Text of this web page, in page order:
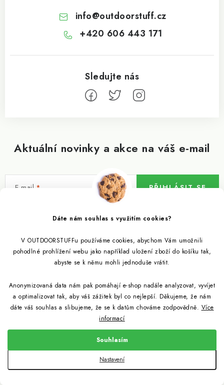
Dáte nám souhlas s využitím cookies?
V OUTDOORSTUFFu používáme cookies, abychom Vám umožnili
pohodlné prohlížení webu jako například uložení zboží do košíku tak,
abyste se k němu mohli jednoduše vrátit.
Anonymizovaná data nám pak pomáhají e-shop nadále analyzovat, vyvíjet
a optimalizovat tak, aby váš zážitek byl co nejlepší. Děkujeme, že nám
dáte váš souhlas a slibujeme, že se k datům chováme zodpovědně. Více
informací
Nastavení
Souhlasím
Aktuální novinky a akce na váš e-mail
E-mail
Vložením e-mailu souhlasíte spodmínkami ochrany osobních údajů
PŘIHLÁSIT SE
info@outdoorstuff.cz
+420 606 443 171
Informace pro vás
Věrnostní program
Reklamace
Citronela a její účinky
Binchotan a jeho čistící vlastnosti
Light My Fire od nyní z bioplastů
Outdoor poradna
Jak vybrat cestovní filtr na vodu
Udržitelně a s přírodou
Snažíme se co nejlépe jak pro zákazníky, tak pro přírodu
Vytvořil Shoptet
Outdoorstuff.cz. Všechna práva vyhrazena.